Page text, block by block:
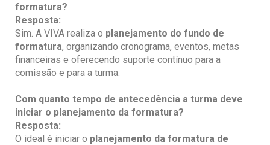
formatura?
Resposta:
Sim. A VIVA realiza o planejamento do fundo de
formatura, organizando cronograma, eventos, metas
financeiras e oferecendo suporte contínuo para a
comissão e para a turma.
Com quanto tempo de antecedência a turma deve
iniciar o planejamento da formatura?
Resposta:
O ideal é iniciar o planejamento da formatura de